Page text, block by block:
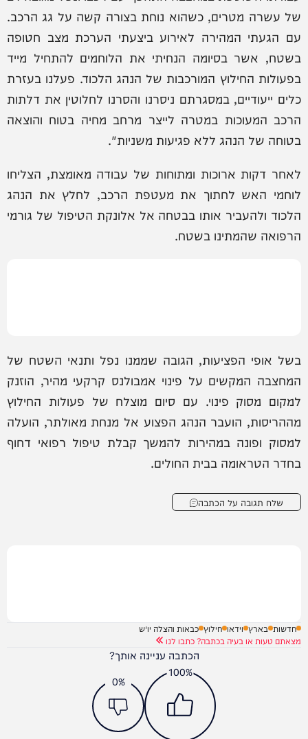
של עשרה מטרים, כשהוא נוחת בצורה קשה על גג הרכב.
עם הגעתי המהירה לאירוע ביצעתי הערכת מצב חטופה
בשטח, אשר בסיומה הנחיתי את הלוחמים להתחיל מייד
בפעולות החילוץ המורכבות של הנהג הלכוד. פעלנו בעזרת
כלים ייעודיים, במסגרתם ניסרנו והסרנו לחלוטין את דלתות
הרכב המעוכות במטרה לייצר מרחב מחיה בטוח והוצאה
בטוחה של הנהג ללא פגיעות משניות".
לאחר דקות ארוכות ומתוחות של עבודה מאומצת, הצליחו
לוחמי האש לחתוך את מעטפת הרכב, לחלץ את הנהג
הלכוד ולהעביר אותו בבטחה אל אלונקת הטיפול של גורמי
הרפואה שהמתינו בשטח.
בשל אופי הפציעות, הגובה שממנו נפל ותנאי השטח של
המחצבה המקשים על פינוי אמבולנס קרקעי מהיר, הוזנק
למקום מסוק פינוי. עם סיום מוצלח של פעולות החילוץ
מההריסות, הועבר הנהג הפצוע אל מנחת מאולתר, הועלה
למסוק ופונה במהירות להמשך קבלת טיפול רפואי דחוף
בחדר הטראומה בבית החולים.
שלח תגובה על הכתבה
חדשות בארץ וידאו חילוץ כבאות והצלה יו״ש
מצאתם טעות או בעיה בכתבה? כתבו לנו
הכתבה עניינה אותך?
100%
0%